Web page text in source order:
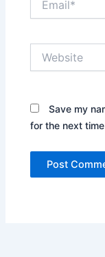
Save my
for the next